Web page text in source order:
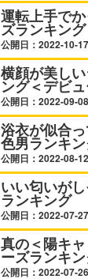
運転上手で
ズランキング
公開日：2022-10-17
横顔が美し
ング＜デビ
公開日：2022-09-08
浴衣が似合
色男ランキ
公開日：2022-08-12
いい匂いが
ランキング
公開日：2022-07-27
真の＜陽キ
ーズランキ
公開日：2022-07-26